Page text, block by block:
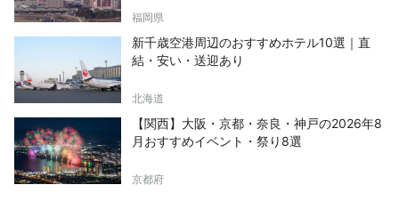
福岡県
新千歳空港周辺のおすすめホテル10選｜直
結・安い・送迎あり
北海道
【関西】大阪・京都・奈良・神戸の2026年8
月おすすめイベント・祭り8選
京都府